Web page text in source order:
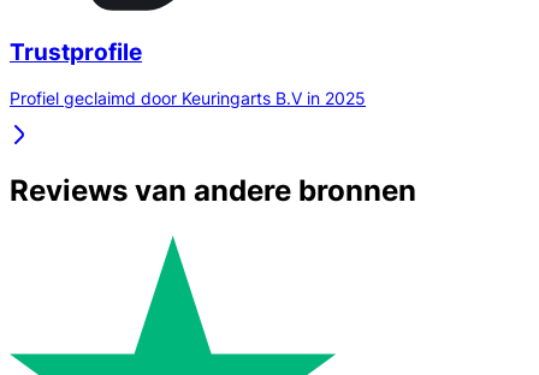
Trustprofile
Profiel geclaimd door Keuringarts B.V in 2025
Reviews van andere bronnen